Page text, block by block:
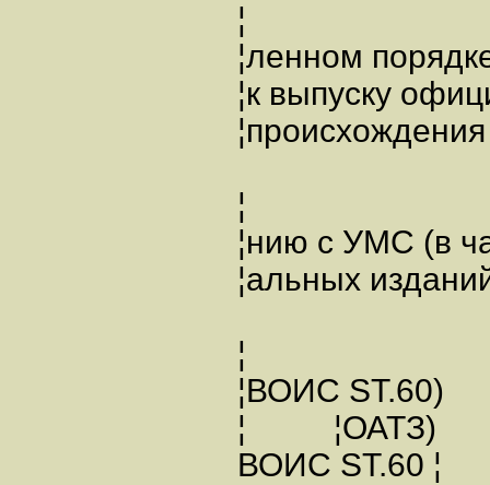
¦
¦ленном
¦к выпуску
¦
¦нию с УМС (в
¦альных
¦
¦ВОИС
¦ ¦ОАТЗ)
ВОИС ST.60 ¦